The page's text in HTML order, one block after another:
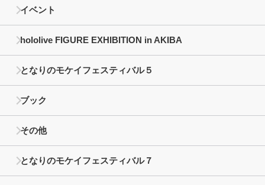
イベント
hololive FIGURE EXHIBITION in AKIBA
となりのモケイフェスティバル５
ブック
その他
となりのモケイフェスティバル７